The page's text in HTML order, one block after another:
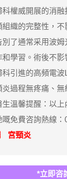
威開展的消融
織的完整性，
通常采用波姆
學習。術後不
進的高頻電波
過程無疼痛、
馨提醒：以上
免費咨詢熱線：
宮頸炎
*立即咨